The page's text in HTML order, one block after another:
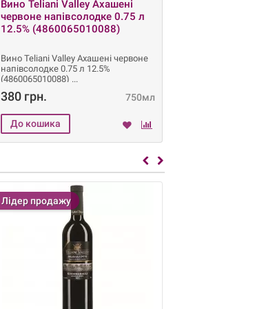
Вино Teliani Valley Ахашені
червоне напівсолодке 0.75 л
12.5% ​​(4860065010088)
Вино Teliani Valley Ахашені червоне
напівсолодке 0.75 л 12.5% ​​
(4860065010088)
750мл
380 грн.
Лідер продажу